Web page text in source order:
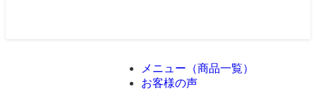
メニュー（商品一覧）
お客様の声